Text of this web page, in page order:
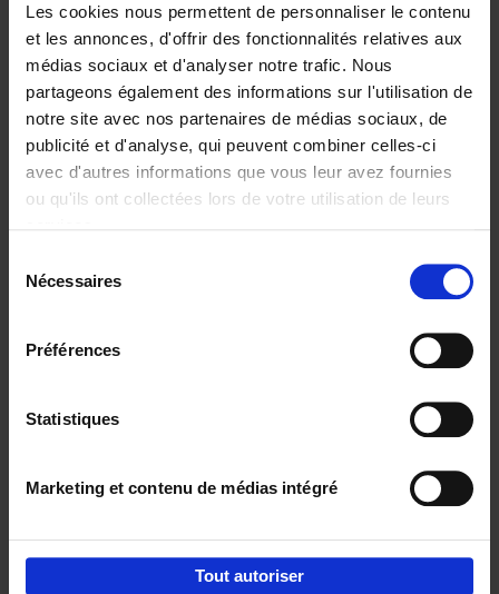
Les cookies nous permettent de personnaliser le contenu
et les annonces, d'offrir des fonctionnalités relatives aux
médias sociaux et d'analyser notre trafic. Nous
partageons également des informations sur l'utilisation de
notre site avec nos partenaires de médias sociaux, de
publicité et d'analyse, qui peuvent combiner celles-ci
avec d'autres informations que vous leur avez fournies
ou qu'ils ont collectées lors de votre utilisation de leurs
Nécessaires
Préférences
Statistiques
Marketing et contenu de médias intégré
Tout autoriser
Building Bonds = Building
Business
Jochen Roef Jozefien De Feyter
Carolien Boom
Couverture souple
2025 200
€29,99
Digital marketing like a PRO -
completely revised edition (EN)